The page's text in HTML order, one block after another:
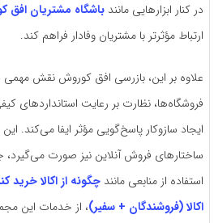
در کنار ابزارهایی مانند باشگاه مشتریان افق
ارتباط مؤثرتر با مشتریان وفادار فراهم کند.
علاوه بر این، بازرسی افق کوروش نقش
فروشگاه‌ها، نظارت بر رعایت استانداردهای
ایجاد سازوکار پاسخ‌گویی مؤثر ایفا می‌کند.
ساختارهای فروش آنلاین نیز صورت می‌گیرد،
استفاده از منابعی مانند چگونه از اکالا خرید
اکالا (فروشندگان + سفیر)، از خدمات این